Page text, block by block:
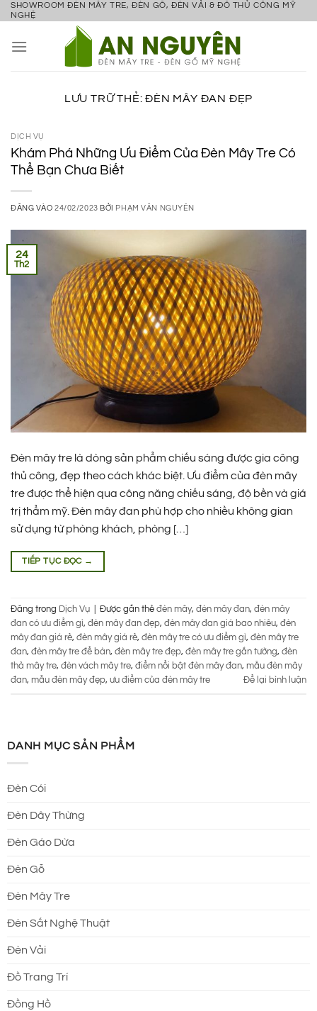
Bỏ
nội
SHOWROOM ĐÈN MÂY TRE, ĐÈN GỖ, ĐÈN VẢI & ĐỒ THỦ CÔNG MỸ
NGHỆ
LƯU TRỮ THẺ:ĐÈN MÂY ĐAN ĐẸP
DỊCH VỤ
Khám Phá Những Ưu Điểm Của Đèn Mây Tre Có
Thể Bạn Chưa Biết
ĐĂNG VÀO24/02/2023 BỞI PHẠM VĂN NGUYÊN
24
Th2
Đèn mây tre là dòng sản phẩm chiếu sáng được gia công
thủ công, đẹp theo cách khác biệt. Ưu điểm của đèn mây
tre được thể hiện qua công năng chiếu sáng, độ bền và giá
trị thẩm mỹ. Đèn mây đan phù hợp cho nhiều không gian
sử dụng từ phòng khách, phòng […]
TIẾP TỤC ĐỌC →
Đăng trong Dịch Vụ Được gắn thẻ đèn mây, đèn mây đan, đèn mây
đan có ưu điểm gì, đèn mây đan đẹp, đèn mây đan giá bao nhiêu, đèn
mây đan giá rẻ, đèn mây giá rẻ, đèn mây tre có ưu điểm gì, đèn mây tre
đan, đèn mây tre để bàn, đèn mây tre đẹp, đèn mây tre gắn tường, đèn
thả mây tre, đèn vách mây tre, điểm nổi bật đèn mây đan, mẫu đèn mây
đan, mẫu đèn mây đẹp, ưu điểm của đèn mây tre Để lại bình luận
DANH MỤC SẢN PHẨM
Đèn Cói
Đèn Dây Thừng
Đèn Gáo Dừa
Đèn Gỗ
Đèn Mây Tre
Đèn Sắt Nghệ Thuật
Đèn Vải
Đồ Trang Trí
Đồng Hồ